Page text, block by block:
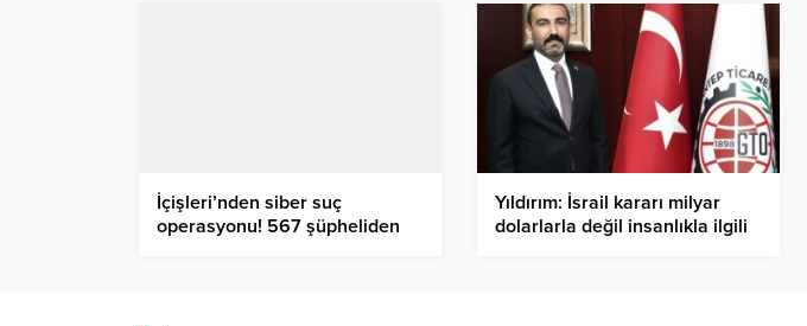
İçişleri’nden siber suç
operasyonu! 567 şüpheliden
Yıldırım: İsrail kararı milyar
dolarlarla değil insanlıkla ilgili